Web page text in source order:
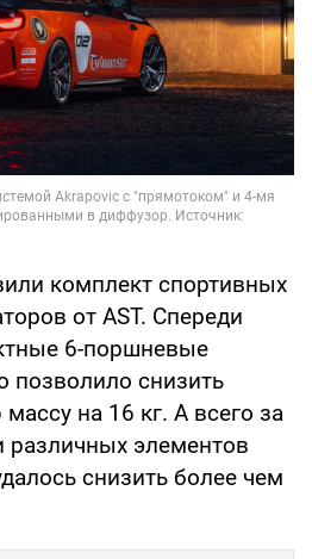
комплект спортивных
от AST. Спереди
6-поршневые
позволило снизить
на 16 кг. А всего за
различных элементов
снизить более чем